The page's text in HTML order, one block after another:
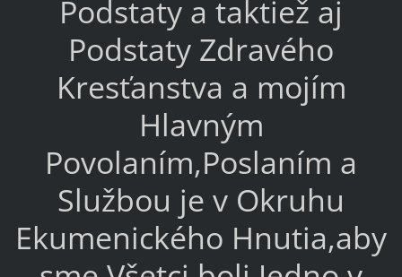
Podstaty a taktiež aj
Podstaty Zdravého
Kresťanstva a mojím
Hlavným
Povolaním,Poslaním a
Službou je v Okruhu
Ekumenického Hnutia,aby